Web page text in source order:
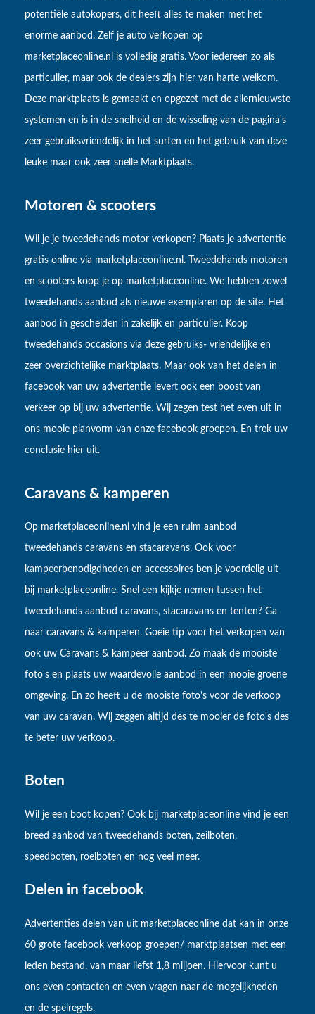
potentiële autokopers, dit heeft alles te maken met het
enorme aanbod. Zelf je auto verkopen op
marketplaceonline.nl is volledig gratis. Voor iedereen zo als
particulier, maar ook de dealers zijn hier van harte welkom.
Deze marktplaats is gemaakt en opgezet met de allernieuwste
systemen en is in de snelheid en de wisseling van de pagina's
zeer gebruiksvriendelijk in het surfen en het gebruik van deze
leuke maar ook zeer snelle Marktplaats.
Motoren & scooters
Wil je je tweedehands motor verkopen? Plaats je advertentie
gratis online via marketplaceonline.nl. Tweedehands motoren
en scooters koop je op marketplaceonline. We hebben zowel
tweedehands aanbod als nieuwe exemplaren op de site. Het
aanbod in gescheiden in zakelijk en particulier. Koop
tweedehands occasions via deze gebruiks- vriendelijke en
zeer overzichtelijke marktplaats. Maar ook van het delen in
facebook van uw advertentie levert ook een boost van
verkeer op bij uw advertentie. Wij zegen test het even uit in
ons mooie planvorm van onze facebook groepen. En trek uw
conclusie hier uit.
Caravans & kamperen
Op marketplaceonline.nl vind je een ruim aanbod
tweedehands caravans en stacaravans. Ook voor
kampeerbenodigdheden en accessoires ben je voordelig uit
bij marketplaceonline. Snel een kijkje nemen tussen het
tweedehands aanbod caravans, stacaravans en tenten? Ga
naar caravans & kamperen. Goeie tip voor het verkopen van
ook uw Caravans & kampeer aanbod. Zo maak de mooiste
foto's en plaats uw waardevolle aanbod in een mooie groene
omgeving. En zo heeft u de mooiste foto's voor de verkoop
van uw caravan. Wij zeggen altijd des te mooier de foto's des
te beter uw verkoop.
Boten
Wil je een boot kopen? Ook bij marketplaceonline vind je een
breed aanbod van tweedehands boten, zeilboten,
speedboten, roeiboten en nog veel meer.
Delen in facebook
Advertenties delen van uit marketplaceonline dat kan in onze
60 grote facebook verkoop groepen/ marktplaatsen met een
leden bestand, van maar liefst 1,8 miljoen. Hiervoor kunt u
ons even contacten en even vragen naar de mogelijkheden
en de spelregels.